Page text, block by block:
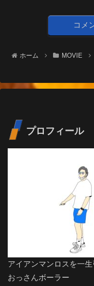
コメ
ホーム MOVIE
プロフィール
アイアンマンロスを一
おっさんボーラー